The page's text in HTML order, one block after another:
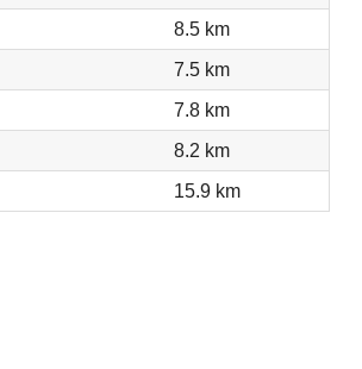
8.5 km
7.5 km
7.8 km
8.2 km
15.9 km